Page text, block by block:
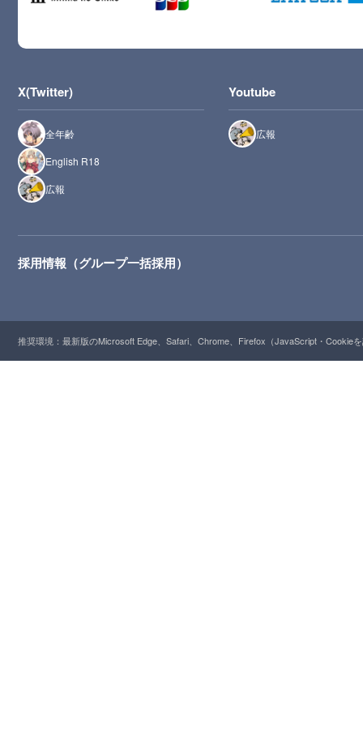
X(Twitter)
全年齢
English R18
広報
Youtube
広報
採用情報（グループ一括採用）
推奨環境：最新版のMicrosoft Edge、Safari、Chrome、Firefox（JavaScript・Cookie